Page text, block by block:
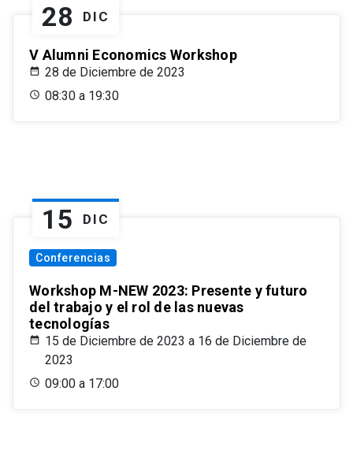
28 DIC
V Alumni Economics Workshop
28 de Diciembre de 2023
08:30 a 19:30
15 DIC
Conferencias
Workshop M-NEW 2023: Presente y futuro
del trabajo y el rol de las nuevas
tecnologías
15 de Diciembre de 2023 a 16 de Diciembre de
2023
09:00 a 17:00